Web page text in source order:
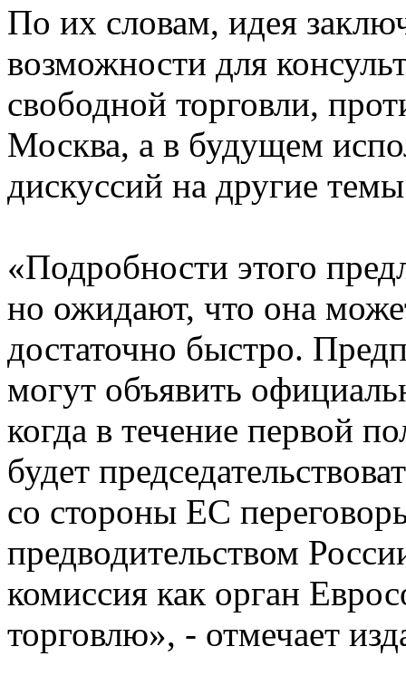
По их словам, идея
возможности для
свободной торговли,
Москва, а в будущем
дискуссий на другие
«Подробности этого
но ожидают, что она
достаточно быстро.
могут объявить
когда в течение первой
будет
со стороны ЕС
предводительством
комиссия как орган
торговлю», - отмечает